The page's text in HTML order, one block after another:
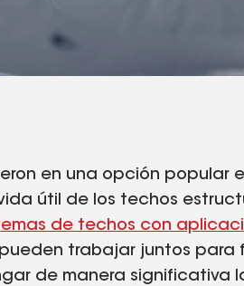
en una opción popular
útil de los techos
de techos con
trabajar juntos para
de manera significativa